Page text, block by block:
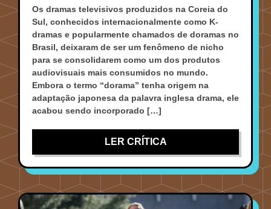
Os dramas televisivos produzidos na Coreia do
Sul, conhecidos internacionalmente como K-
dramas e popularmente chamados de doramas no
Brasil, deixaram de ser um fenômeno de nicho
para se consolidarem como um dos produtos
audiovisuais mais consumidos no mundo.
Embora o termo “dorama” tenha origem na
adaptação japonesa da palavra inglesa drama, ele
acabou sendo incorporado […]
LER CRÍTICA